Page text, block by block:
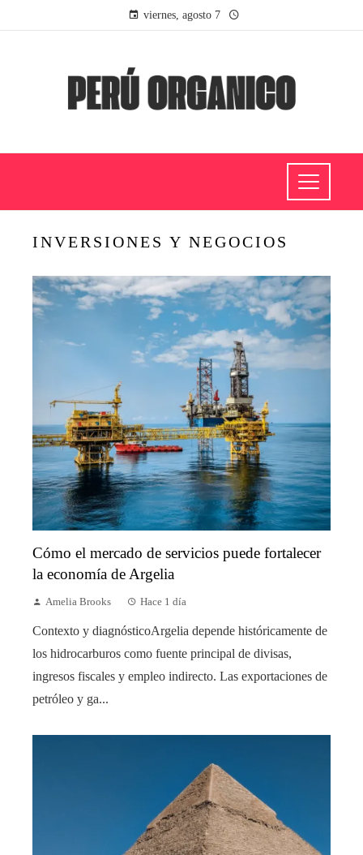
viernes, agosto 7
INVERSIONES Y NEGOCIOS
Cómo el mercado de servicios puede fortalecer
la economía de Argelia
Amelia Brooks Hace 1 día
Contexto y diagnósticoArgelia depende históricamente de
los hidrocarburos como fuente principal de divisas,
ingresos fiscales y empleo indirecto. Las exportaciones de
petróleo y ga...